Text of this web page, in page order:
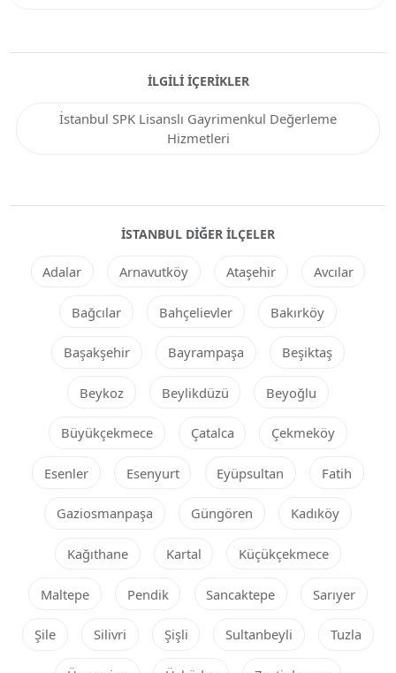
İLGILI İÇERIKLER
İstanbul SPK Lisanslı Gayrimenkul Değerleme
Hizmetleri
İSTANBUL DIĞER ILÇELER
Adalar Arnavutköy Ataşehir Avcılar
Bağcılar Bahçelievler Bakırköy
Başakşehir Bayrampaşa Beşiktaş
Beykoz Beylikdüzü Beyoğlu
Büyükçekmece Çatalca Çekmeköy
Esenler Esenyurt Eyüpsultan Fatih
Gaziosmanpaşa Güngören Kadıköy
Kağıthane Kartal Küçükçekmece
Maltepe Pendik Sancaktepe Sarıyer
Şile Silivri Şişli Sultanbeyli Tuzla